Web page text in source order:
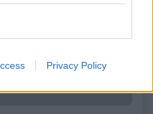
Privacy Policy
2000 /2000